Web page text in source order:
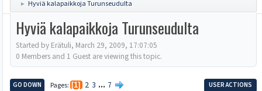
► Hyviä kalapaikkoja Turunseudulta
Hyviä kalapaikkoja Turunseudulta
Started by Erätuli, March 29, 2009, 17:07:05
0 Members and 1 Guest are viewing this topic.
GO DOWN Pages 1 2 3 ... 7 USER ACTIONS